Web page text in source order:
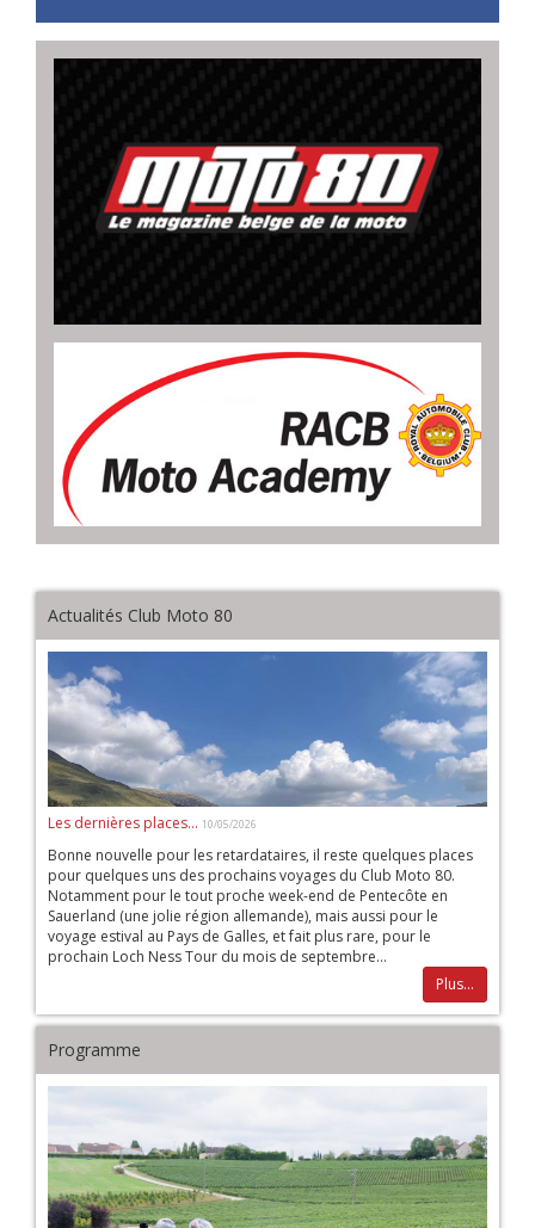
Actualités Club Moto 80
Les dernières places... 10/05/2026
Bonne nouvelle pour les retardataires, il reste quelques places
pour quelques uns des prochains voyages du Club Moto 80.
Notamment pour le tout proche week-end de Pentecôte en
Sauerland (une jolie région allemande), mais aussi pour le
voyage estival au Pays de Galles, et fait plus rare, pour le
prochain Loch Ness Tour du mois de septembre...
Plus...
Programme